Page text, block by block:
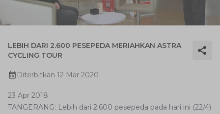
LEBIH DARI 2.600 PESEPEDA MERIAHKAN ASTRA
CYCLING TOUR
Diterbitkan 12 Mar 2020
23 Apr 2018
TANGERANG: Lebih dari 2.600 pesepeda pada hari ini (22/4)